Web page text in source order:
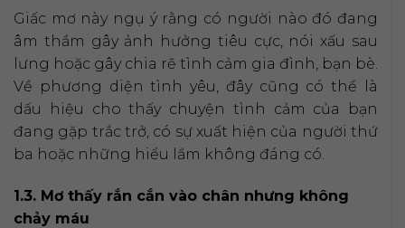
Giấc mơ này ngụ ý rằng có người nào đó đang
âm thầm gây ảnh hưởng tiêu cực, nói xấu sau
lưng hoặc gây chia rẽ tình cảm gia đình, bạn bè.
Về phương diện tình yêu, đây cũng có thể là
dấu hiệu cho thấy chuyện tình cảm của bạn
đang gặp trắc trở, có sự xuất hiện của người thứ
ba hoặc những hiểu lầm không đáng có.
1.3. Mơ thấy rắn cắn vào chân nhưng không
chảy máu